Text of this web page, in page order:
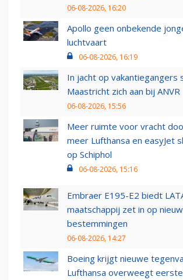
06-08-2026, 16:20
Apollo geen onbekende
luchtvaart
06-08-2026, 16:19
In jacht op vakantiegangers
Maastricht zich aan bij ANVR
06-08-2026, 15:56
Meer ruimte voor vracht
meer Lufthansa en easyJet
op Schiphol
06-08-2026, 15:16
Embraer E195-E2 biedt
maatschappij zet in op
bestemmingen
06-08-2026, 14:27
Boeing krijgt nieuwe
Lufthansa overweegt